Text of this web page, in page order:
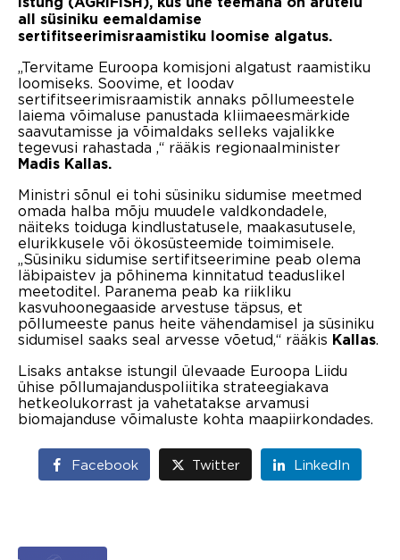
all süsiniku eemaldamise
sertifitseerimisraamistiku loomise algatus.
„Tervitame Euroopa komisjoni algatust raamistiku
loomiseks. Soovime, et loodav
sertifitseerimisraamistik annaks põllumeestele
laiema võimaluse panustada kliimaeesmärkide
saavutamisse ja võimaldaks selleks vajalikke
tegevusi rahastada ,“ rääkis regionaalminister
Madis Kallas.
Ministri sõnul ei tohi süsiniku sidumise meetmed
omada halba mõju muudele valdkondadele,
näiteks toiduga kindlustatusele, maakasutusele,
elurikkusele või ökosüsteemide toimimisele.
„Süsiniku sidumise sertifitseerimine peab olema
läbipaistev ja põhinema kinnitatud teaduslikel
meetoditel. Paranema peab ka riikliku
kasvuhoonegaaside arvestuse täpsus, et
põllumeeste panus heite vähendamisel ja süsiniku
sidumisel saaks seal arvesse võetud,“ rääkis Kallas.
Lisaks antakse istungil ülevaade Euroopa Liidu
ühise põllumajanduspoliitika strateegiakava
hetkeolukorrast ja vahetatakse arvamusi
biomajanduse võimaluste kohta maapiirkondades.
Facebook Twitter LinkedIn